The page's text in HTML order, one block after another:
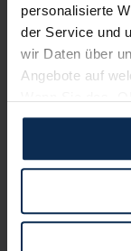
personalisierte
der Service und
wir Daten über
Angebote auf
und erlauben
verwenden und
etwa an unsere
zustimmen
dann nicht auf
Wir sind stolz